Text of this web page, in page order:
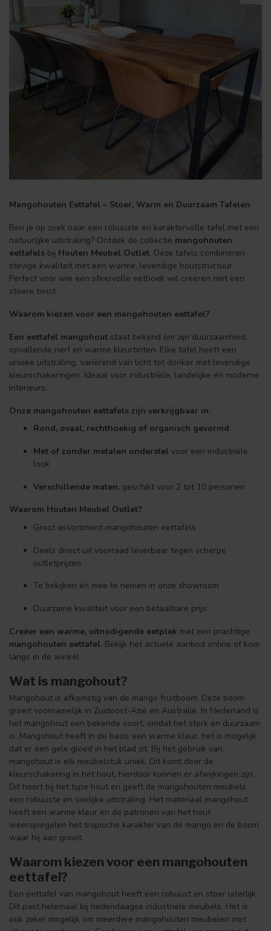
Mangohouten Eettafel – Stoer, Warm en Duurzaam Tafelen
Ben je op zoek naar een robuuste en karaktervolle tafel met een
natuurlijke uitstraling? Ontdek de collectie mangohouten
eettafels bij Houten Meubel Outlet. Deze tafels combineren
stevige kwaliteit met een warme, levendige houtstructuur.
Perfect voor wie een sfeervolle eethoek wil creëren met een
stoere twist.
Waarom kiezen voor een mangohouten eettafel?
Een eettafel mangohout staat bekend om zijn duurzaamheid,
opvallende nerf en warme kleurtinten. Elke tafel heeft een
unieke uitstraling, variërend van licht tot donker met levendige
kleurschakeringen. Ideaal voor industriële, landelijke én moderne
interieurs.
Onze mangohouten eettafels zijn verkrijgbaar in:
Rond, ovaal, rechthoekig of organisch gevormd
Met of zonder metalen onderstel voor een industriële
look
Verschillende maten, geschikt voor 2 tot 10 personen
Waarom Houten Meubel Outlet?
Groot assortiment mangohouten eettafels
Deels direct uit voorraad leverbaar tegen scherpe
outletprijzen
Te bekijken én mee te nemen in onze showroom
Duurzame kwaliteit voor een betaalbare prijs
Creëer een warme, uitnodigende eetplek met een prachtige
mangohouten eettafel. Bekijk het actuele aanbod online of kom
langs in de winkel
Wat is mangohout?
Mangohout is afkomstig van de mango fruitboom. Deze boom
groeit voornamelijk in Zuidoost-Azië en Australië. In Nederland is
het mangohout een bekende soort, omdat het sterk en duurzaam
is. Mangohout heeft in de basis een warme kleur, het is mogelijk
dat er een gele gloed in het blad zit. Bij het gebruik van
mangohout is elk meubelstuk uniek. Dit komt door de
kleurschakering in het hout, hierdoor kunnen er afwijkingen zijn.
Dit hoort bij het type hout en geeft de mangohouten meubels
een robuuste en sierlijke uitstraling. Het materiaal mangohout
heeft een warme kleur en de patronen van het hout
weerspiegelen het tropische karakter van de mango en de boom
waar hij aan groeit.
Waarom kiezen voor een mangohouten
eettafel?
Een eettafel van mangohout heeft een robuust en stoer uiterlijk.
Dit past helemaal bij hedendaagse industriële meubels. Het is
ook zeker mogelijk om meerdere mangohouten meubelen met